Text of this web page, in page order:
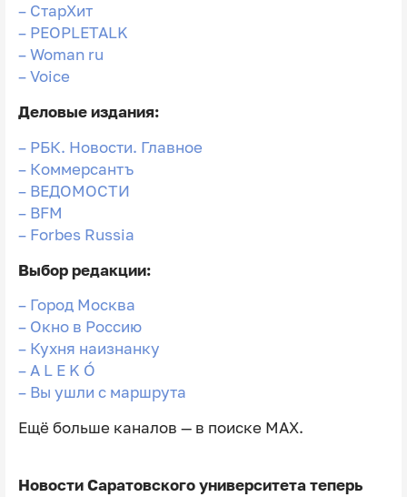
– СтарХит
– PEOPLETALK
– Woman ru
– Voice
Деловые издания:
– РБК. Новости. Главное
– Коммерсантъ
– ВЕДОМОСТИ
– BFM
– Forbes Russia
Выбор редакции:
– Город Москва
– Окно в Россию
– Кухня наизнанку
– A L E K Ó
– Вы ушли с маршрута
Ещё больше каналов — в поиске MAX.
Новости Саратовского университета теперь